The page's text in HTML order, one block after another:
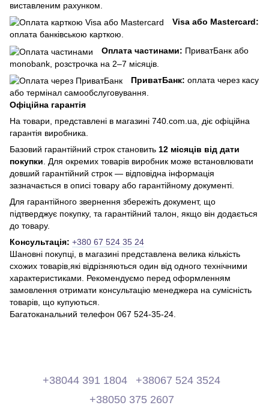
виставленим рахунком.
Visa або Mastercard:
оплата банківською карткою.
Оплата частинами: ПриватБанк або
monobank, розстрочка на 2–7 місяців.
ПриватБанк: оплата через касу
або термінал самообслуговування.
Офіційна гарантія
На товари, представлені в магазині 740.com.ua, діє офіційна
гарантія виробника.
Базовий гарантійний строк становить 12 місяців від дати
покупки . Для окремих товарів виробник може встановлювати
довший гарантійний строк — відповідна інформація
зазначається в описі товару або гарантійному документі.
Для гарантійного звернення збережіть документ, що
підтверджує покупку, та гарантійний талон, якщо він додається
до товару.
Консультація: +380 67 524 35 24
Шановні покупці, в магазині представлена ​​велика кількість
схожих товарів,які відрізняються один від одного технічними
характеристиками. Рекомендуємо перед оформленням
замовлення отримати консультацію менеджера на сумісність
товарів, що купуються.
Багатоканальний телефон 067 524-35-24.
+38044 391 1804
+38067 524 3524
+38050 375 2607